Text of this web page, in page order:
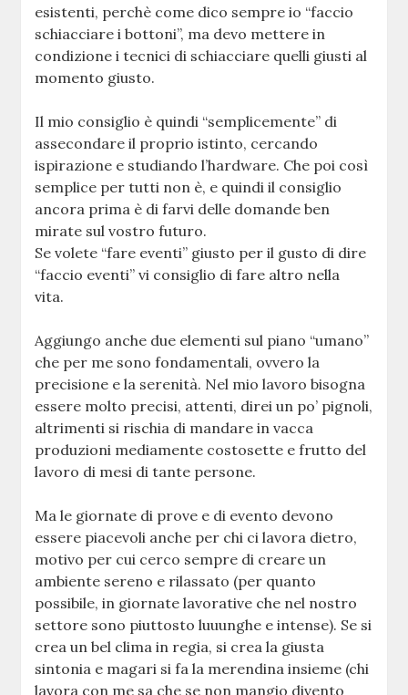
esistenti, perchè come dico sempre io “faccio
schiacciare i bottoni”, ma devo mettere in
condizione i tecnici di schiacciare quelli giusti al
momento giusto.
Il mio consiglio è quindi “semplicemente” di
assecondare il proprio istinto, cercando
ispirazione e studiando l’hardware. Che poi così
semplice per tutti non è, e quindi il consiglio
ancora prima è di farvi delle domande ben
mirate sul vostro futuro.
Se volete “fare eventi” giusto per il gusto di dire
“faccio eventi” vi consiglio di fare altro nella
vita.
Aggiungo anche due elementi sul piano “umano”
che per me sono fondamentali, ovvero la
precisione e la serenità. Nel mio lavoro bisogna
essere molto precisi, attenti, direi un po’ pignoli,
altrimenti si rischia di mandare in vacca
produzioni mediamente costosette e frutto del
lavoro di mesi di tante persone.
Ma le giornate di prove e di evento devono
essere piacevoli anche per chi ci lavora dietro,
motivo per cui cerco sempre di creare un
ambiente sereno e rilassato (per quanto
possibile, in giornate lavorative che nel nostro
settore sono piuttosto luuunghe e intense). Se si
crea un bel clima in regia, si crea la giusta
sintonia e magari si fa la merendina insieme (chi
lavora con me sa che se non mangio divento